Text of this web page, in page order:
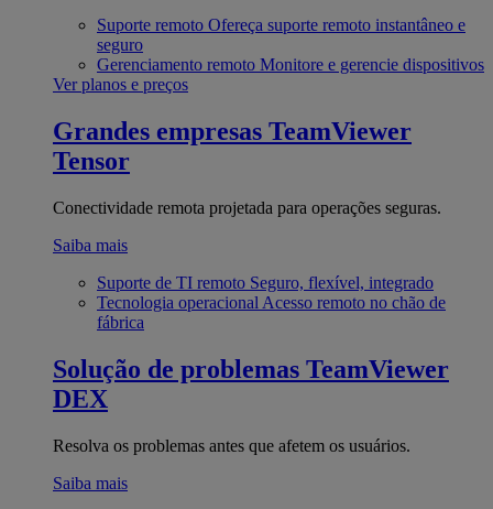
Suporte remoto Ofereça suporte remoto instantâneo e
seguro
Gerenciamento remoto Monitore e gerencie dispositivos
Ver planos e preços
Grandes empresas TeamViewer
Tensor
Conectividade remota projetada para operações seguras.
Saiba mais
Suporte de TI remoto Seguro, flexível, integrado
Tecnologia operacional Acesso remoto no chão de
fábrica
Solução de problemas TeamViewer
DEX
Resolva os problemas antes que afetem os usuários.
Saiba mais